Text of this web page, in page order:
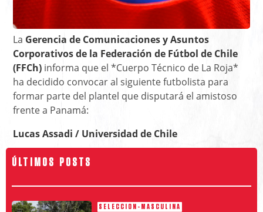
La Gerencia de Comunicaciones y Asuntos
Corporativos de la Federación de Fútbol de Chile
(FFCh) informa que el *Cuerpo Técnico de La Roja*
ha decidido convocar al siguiente futbolista para
formar parte del plantel que disputará el amistoso
frente a Panamá:
Lucas Assadi / Universidad de Chile
ÚLTIMOS POSTS
SELECCION-MASCULINA